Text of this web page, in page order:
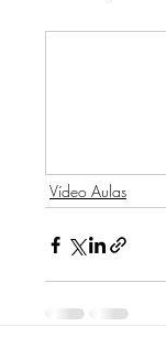
Vídeo Aulas